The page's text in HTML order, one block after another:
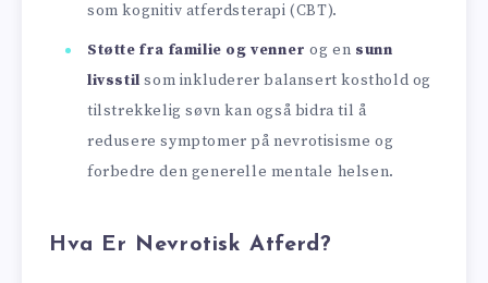
som kognitiv atferdsterapi (CBT).
Støtte fra familie og venner og en sunn
livsstil som inkluderer balansert kosthold og
tilstrekkelig søvn kan også bidra til å
redusere symptomer på nevrotisisme og
forbedre den generelle mentale helsen.
Hva Er Nevrotisk Atferd?